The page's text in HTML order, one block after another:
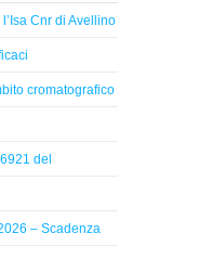
Cnr di Avellino
cromatografico
del
– Scadenza